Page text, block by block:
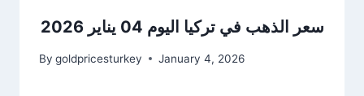
سعر الذهب في تركيا اليوم 04 يناير 2026
By goldpricesturkey January 4, 2026